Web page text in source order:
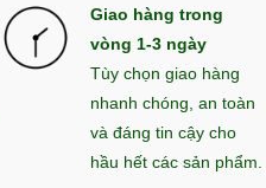
Giao hàng trong
vòng 1-3 ngày
Tùy chọn giao hàng
nhanh chóng, an toàn
và đáng tin cậy cho
hầu hết các sản phẩm.